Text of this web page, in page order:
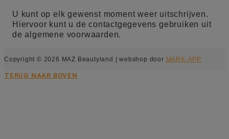
U kunt op elk gewenst moment weer uitschrijven.
Hiervoor kunt u de contactgegevens gebruiken uit
de algemene voorwaarden.
Copyright © 2026 MAZ Beautyland | webshop door MARK-APP
TERUG NAAR BOVEN